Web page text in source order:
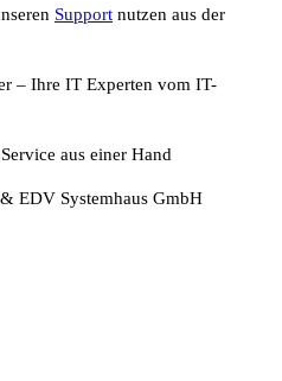
Support nutzen aus der
– Ihre IT Experten vom IT-
aus einer Hand
EDV Systemhaus GmbH